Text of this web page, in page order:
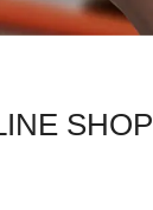
SHOP